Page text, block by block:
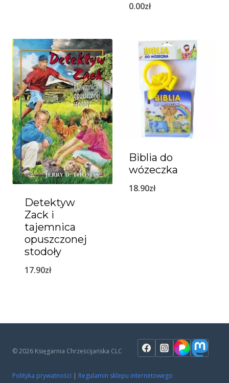
0.00zł
Detektyw
Zack i
tajemnica
opuszczonej
stodoły
17.90zł
Biblia do
wózeczka
18.90zł
© 2026 Księgarnia Chrześcijańska CLC
Polityka prywatności | Regulamin sklepu internetowego